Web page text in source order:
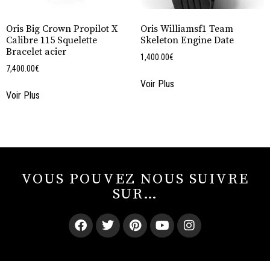
Oris Big Crown Propilot X
Calibre 115 Squelette
Bracelet acier
7,400.00€
Voir Plus
Oris Williamsf1 Team
Skeleton Engine Date
1,400.00€
Voir Plus
VOUS POUVEZ NOUS SUIVRE
SUR…